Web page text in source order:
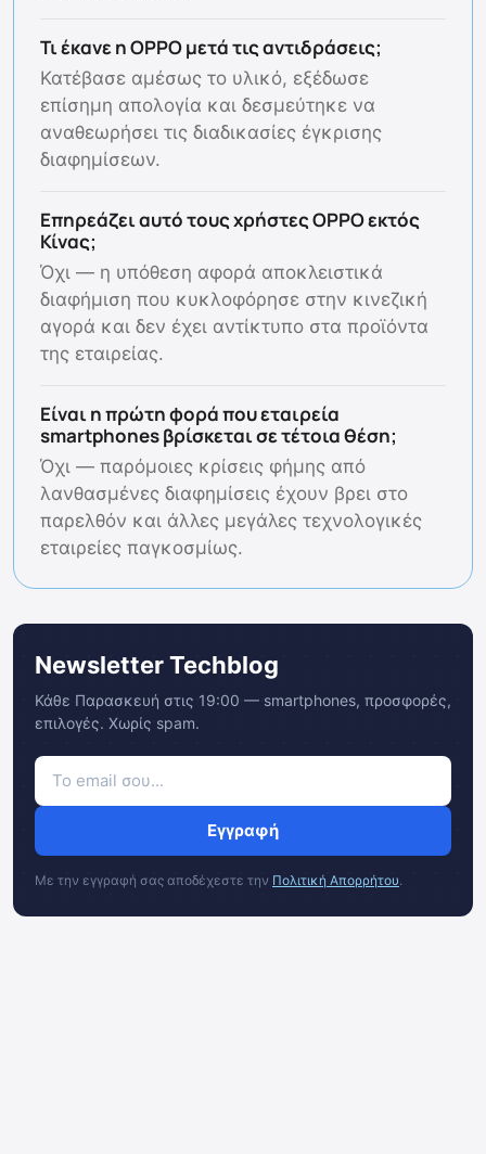
Τι έκανε η OPPO μετά τις αντιδράσεις;
Κατέβασε αμέσως το υλικό, εξέδωσε
επίσημη απολογία και δεσμεύτηκε να
αναθεωρήσει τις διαδικασίες έγκρισης
διαφημίσεων.
Επηρεάζει αυτό τους χρήστες OPPO εκτός
Κίνας;
Όχι — η υπόθεση αφορά αποκλειστικά
διαφήμιση που κυκλοφόρησε στην κινεζική
αγορά και δεν έχει αντίκτυπο στα προϊόντα
της εταιρείας.
Είναι η πρώτη φορά που εταιρεία
smartphones βρίσκεται σε τέτοια θέση;
Όχι — παρόμοιες κρίσεις φήμης από
λανθασμένες διαφημίσεις έχουν βρει στο
παρελθόν και άλλες μεγάλες τεχνολογικές
εταιρείες παγκοσμίως.
Newsletter Techblog
Κάθε Παρασκευή στις 19:00 — smartphones, προσφορές,
επιλογές. Χωρίς spam.
Εγγραφή
Με την εγγραφή σας αποδέχεστε την Πολιτική Απορρήτου.